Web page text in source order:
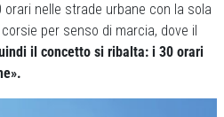
orari nelle strade urbane con la sola
per senso di marcia, dove il
il concetto si ribalta: i 30 orari